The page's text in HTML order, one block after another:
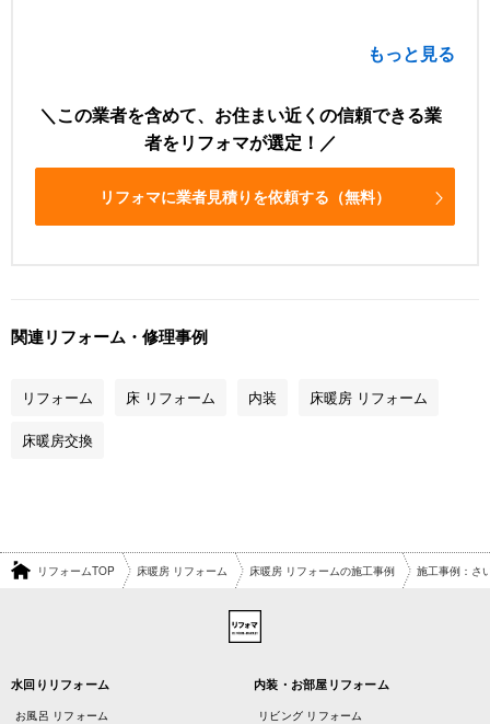
もっと見る
この業者を含めて、お住まい近くの信頼できる業
者をリフォマが選定！
リフォマに業者見積りを依頼する（無料）
関連リフォーム・修理事例
リフォーム 床 リフォーム 内装 床暖房 リフォーム
床暖房交換
リフォームTOP 床暖房 リフォーム 床暖房 リフォームの施工事例 施工事例：さ
水回りリフォーム
お風呂 リフォーム
内装・お部屋リフォーム
リビング リフォーム